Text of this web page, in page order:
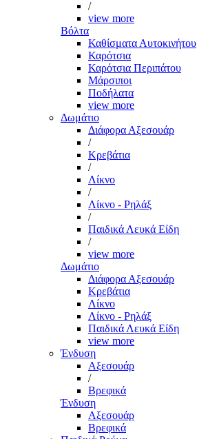
/
view more
Βόλτα
Καθίσματα Αυτοκινήτου
Καρότσια
Καρότσια Περιπάτου
Μάρσιποι
Ποδήλατα
view more
Δωμάτιο
Διάφορα Αξεσουάρ
/
Κρεβάτια
/
Λίκνο
/
Λίκνο - Ρηλάξ
/
Παιδικά Λευκά Είδη
/
view more
Δωμάτιο
Διάφορα Αξεσουάρ
Κρεβάτια
Λίκνο
Λίκνο - Ρηλάξ
Παιδικά Λευκά Είδη
view more
Ένδυση
Αξεσουάρ
/
Βρεφικά
Ένδυση
Αξεσουάρ
Βρεφικά